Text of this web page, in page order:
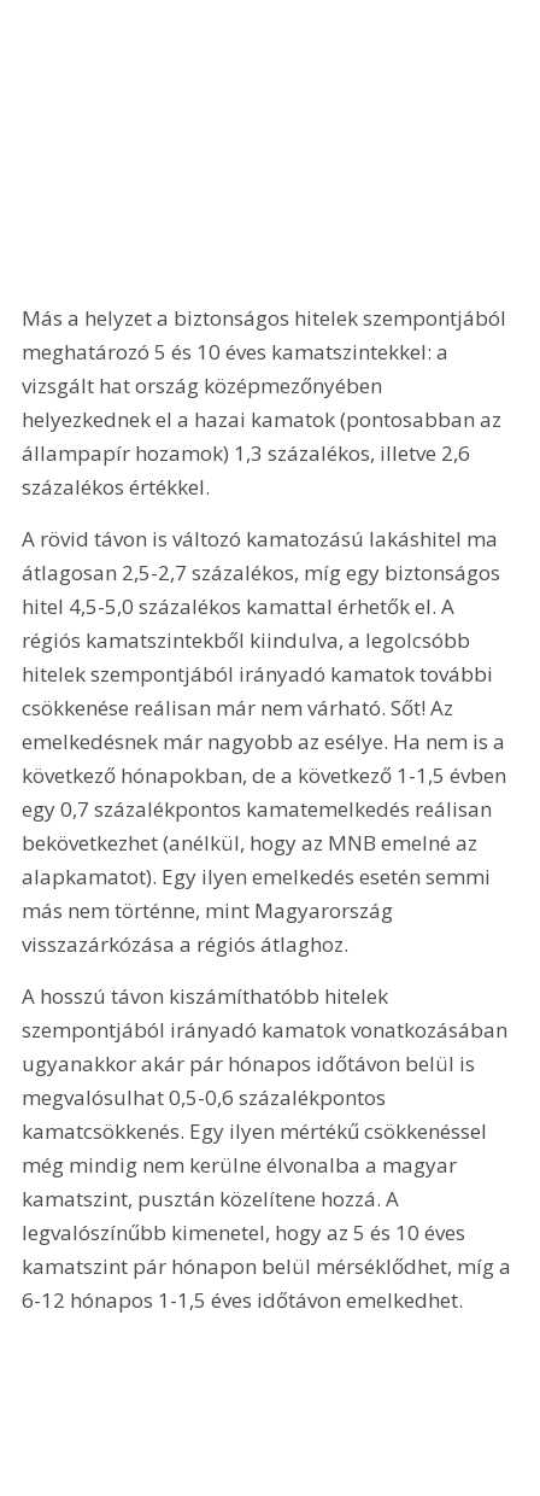
Más a helyzet a biztonságos hitelek szempontjából
meghatározó 5 és 10 éves kamatszintekkel: a
vizsgált hat ország középmezőnyében
helyezkednek el a hazai kamatok (pontosabban az
állampapír hozamok) 1,3 százalékos, illetve 2,6
százalékos értékkel.
A rövid távon is változó kamatozású lakáshitel ma
átlagosan 2,5-2,7 százalékos, míg egy biztonságos
hitel 4,5-5,0 százalékos kamattal érhetők el. A
régiós kamatszintekből kiindulva, a legolcsóbb
hitelek szempontjából irányadó kamatok további
csökkenése reálisan már nem várható. Sőt! Az
emelkedésnek már nagyobb az esélye. Ha nem is a
következő hónapokban, de a következő 1-1,5 évben
egy 0,7 százalékpontos kamatemelkedés reálisan
bekövetkezhet (anélkül, hogy az MNB emelné az
alapkamatot). Egy ilyen emelkedés esetén semmi
más nem történne, mint Magyarország
visszazárkózása a régiós átlaghoz.
A hosszú távon kiszámíthatóbb hitelek
szempontjából irányadó kamatok vonatkozásában
ugyanakkor akár pár hónapos időtávon belül is
megvalósulhat 0,5-0,6 százalékpontos
kamatcsökkenés. Egy ilyen mértékű csökkenéssel
még mindig nem kerülne élvonalba a magyar
kamatszint, pusztán közelítene hozzá. A
legvalószínűbb kimenetel, hogy az 5 és 10 éves
kamatszint pár hónapon belül mérséklődhet, míg a
6-12 hónapos 1-1,5 éves időtávon emelkedhet.